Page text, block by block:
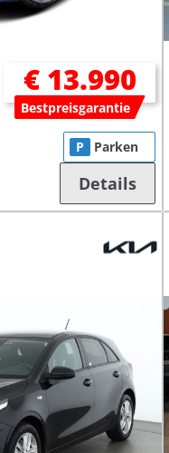
€ 13.990
Bestpreisgarantie
P Parken
Details